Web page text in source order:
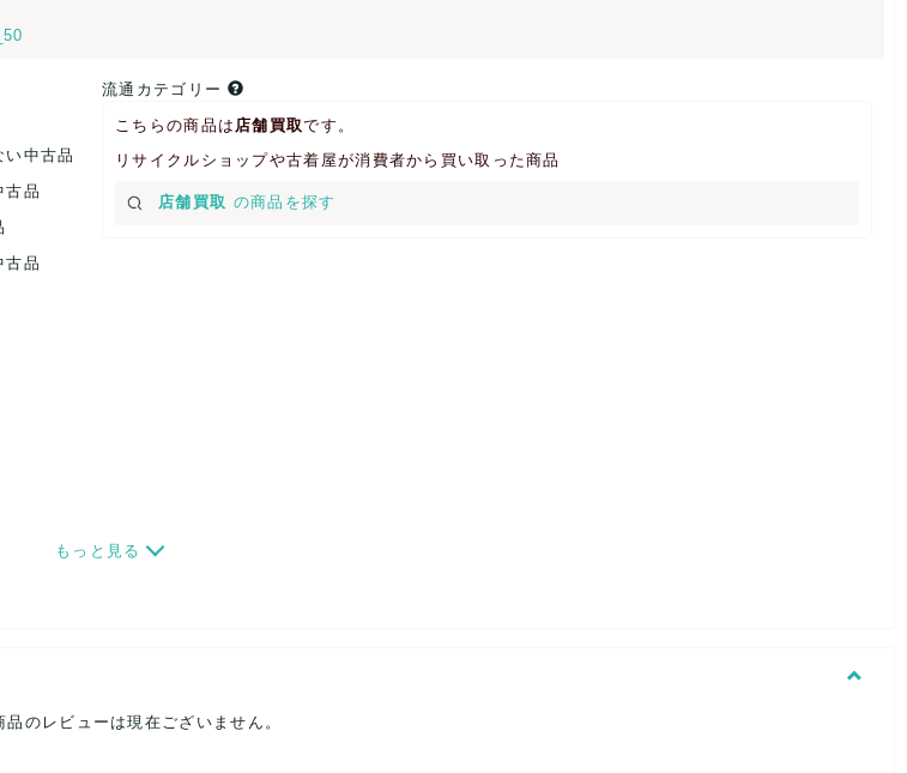
中古品
古品
古品
流通カテゴリー
こちらの商品は 店舗買取です。
リサイクルショップや古着屋が消費者から買い取った商品
店舗買取 の商品を探す
もっと見る
品のレビューは現在ございません。